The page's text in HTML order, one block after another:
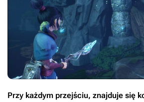
Przy każdym przejściu, znajduje się